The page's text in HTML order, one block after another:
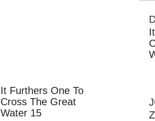
It Furthers One To
Cross The Great
Water 15